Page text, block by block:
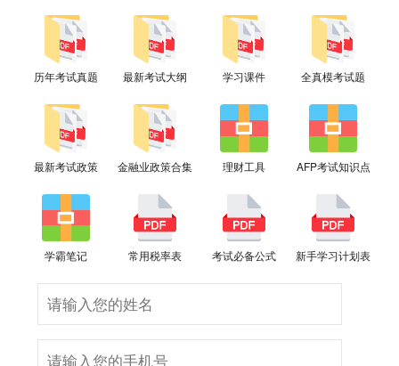
历年考试真题 最新考试大纲 学习课件 全真模考试题
最新考试政策 金融业政策合集 理财工具 AFP考试知识点
学霸笔记 常用税率表 考试必备公式 新手学习计划表